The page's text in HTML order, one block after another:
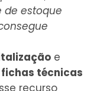
de estoque
e
fichas técnicas
recurso